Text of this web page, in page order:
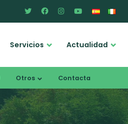
Servicios Actualidad
Otros Contacta